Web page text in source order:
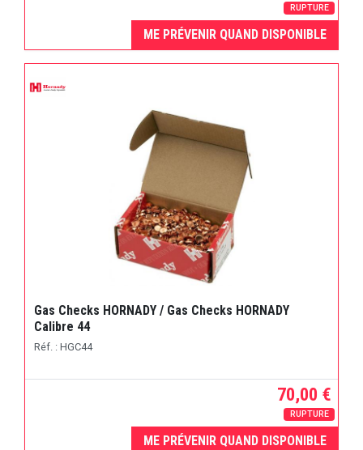
RUPTURE
ME PRÉVENIR QUAND DISPONIBLE
Gas Checks HORNADY / Gas Checks HORNADY
Calibre 44
Réf. : HGC44
70,00 €
RUPTURE
ME PRÉVENIR QUAND DISPONIBLE